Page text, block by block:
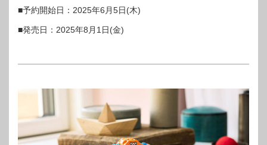
■予約開始日：2025年6月5日(木)
■発売日：2025年8月1日(金)